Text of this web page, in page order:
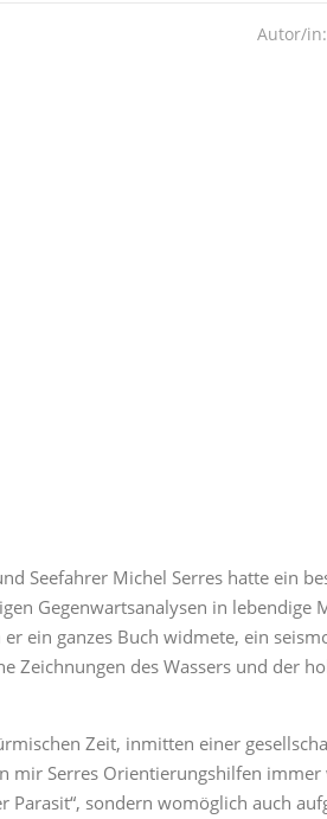
Autor/in:
Seefahrer Michel Serres hatte ein
Gegenwartsanalysen in lebendige
ein ganzes Buch widmete, ein
Zeichnungen des Wassers und der
Zeit, inmitten einer
mir Serres Orientierungshilfen
Parasit“, sondern womöglich auch